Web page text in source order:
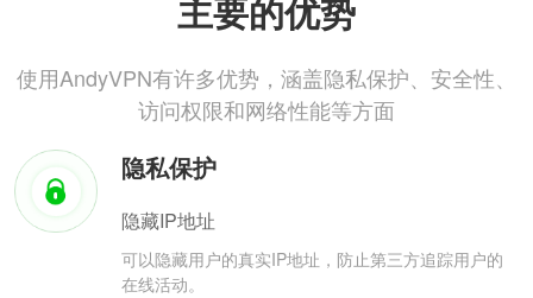
主要的优势
使用AndyVPN有许多优势，涵盖隐私保护、安全性、
访问权限和网络性能等方面
隐私保护
隐藏IP地址
可以隐藏用户的真实IP地址，防止第三方追踪用户的
在线活动。